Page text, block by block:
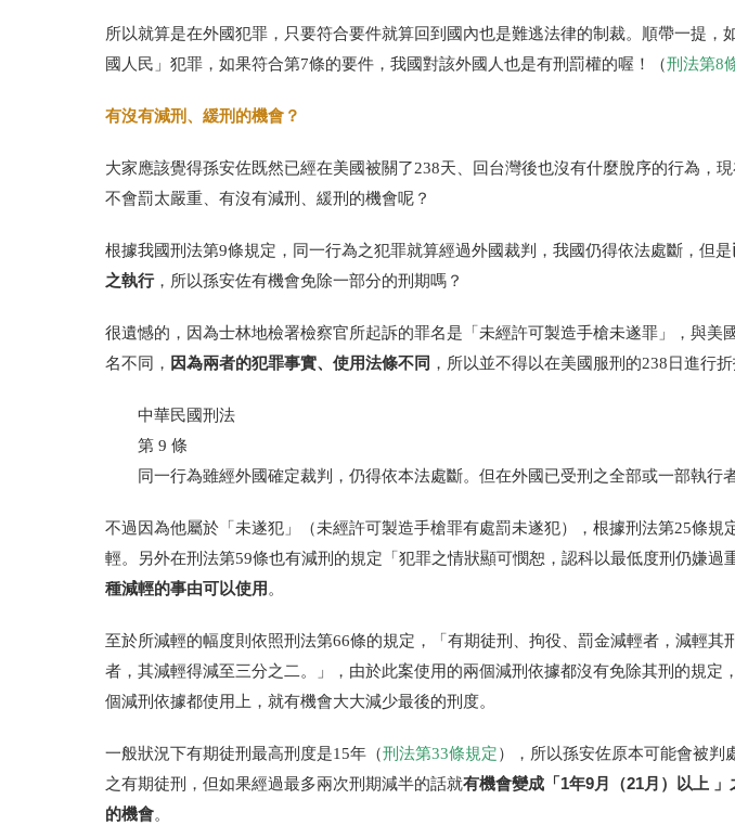
所以就算是在外國犯罪，只要符合要件就算回到國內也是難逃法律的制裁。順帶一提，
國人民」犯罪，如果符合第7條的要件，我國對該外國人也是有刑罰權的喔！（刑法第8
有沒有減刑、緩刑的機會？
大家應該覺得孫安佐既然已經在美國被關了238天、回台灣後也沒有什麼脫序的行為，
不會罰太嚴重、有沒有減刑、緩刑的機會呢？
根據我國刑法第9條規定，同一行為之犯罪就算經過外國裁判，我國仍得依法處斷，但是
之執行，所以孫安佐有機會免除一部分的刑期嗎？
很遺憾的，因為士林地檢署檢察官所起訴的罪名是「未經許可製造手槍未遂罪」，與美
名不同， 因為兩者的犯罪事實、使用法條不同 ，所以並不得以在美國服刑的238 日進行折
中華民國刑法
第 9 條
同一行為雖經外國確定裁判，仍得依本法處斷。但在外國已受刑之全部或一部執行
不過因為他屬於「未遂犯」（未經許可製造手槍罪有處罰未遂犯），根據刑法第25條規
輕。
另外在刑法第59條也有減刑的規定「犯罪之情狀顯可憫恕，認科以最低度刑仍嫌過
種減輕的事由可以使用。
至於所減輕的幅度則依照刑法第66條的規定，「有期徒刑、拘役、罰金減輕者，減輕其
者，其減輕得減至三分之二。」，由於此案使用的兩個減刑依據都沒有免除其刑的規定
個減刑依據都使用上，就有機會大大減少最後的刑度。
一般狀況下有期徒刑最高刑度是15年（刑法第33條規定），所以孫安佐原本可能會被判
之有期徒刑，但如果經過最多兩次刑期減半的話就有機會變成「1年9月（21月）以上
的機會。